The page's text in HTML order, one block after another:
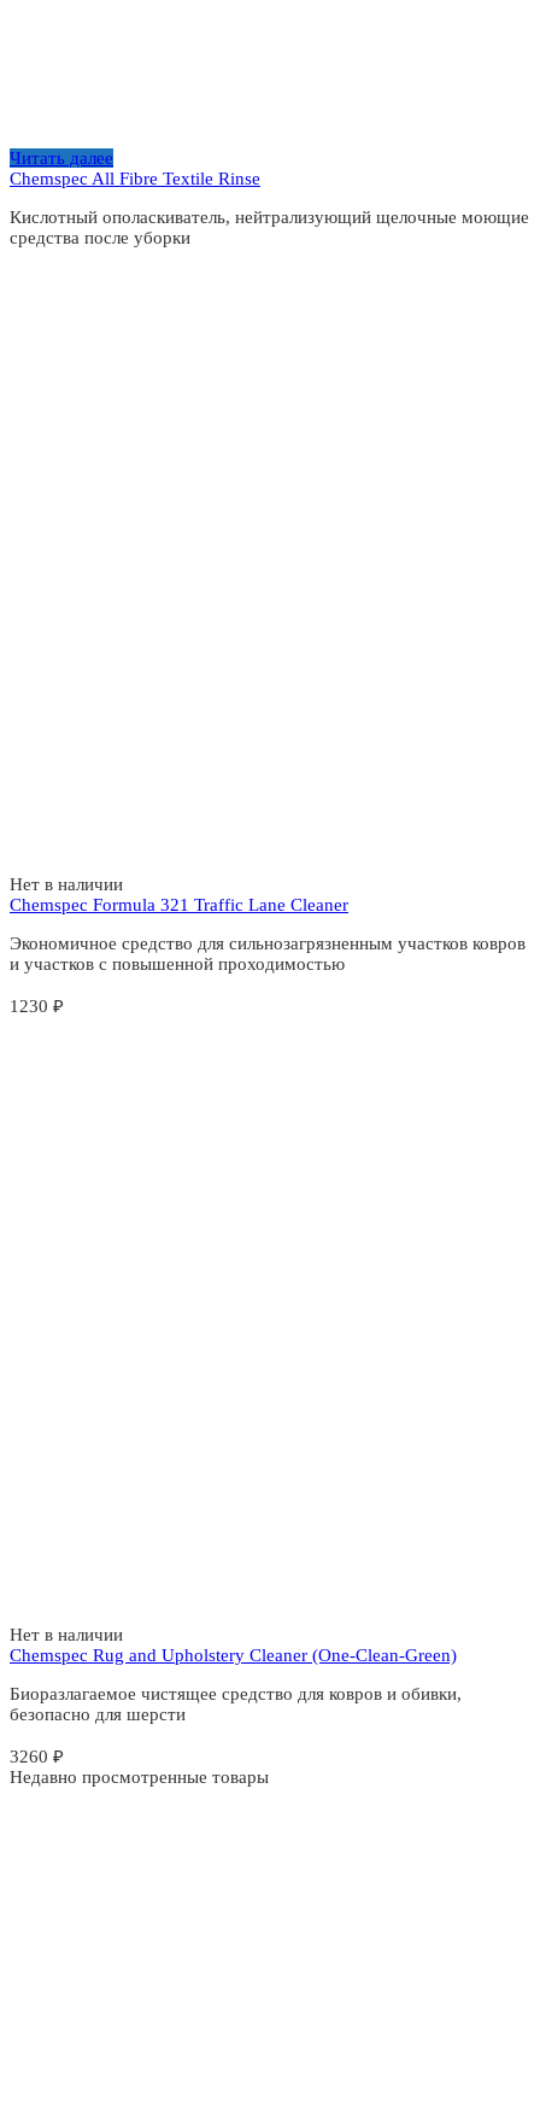
Читать далее
Chemspec All Fibre Textile Rinse
Кислотный ополаскиватель, нейтрализующий щелочные моющие
средства после уборки
Нет в наличии
Chemspec Formula 321 Traffic Lane Cleaner
Экономичное средство для сильнозагрязненным участков ковров
и участков с повышенной проходимостью
1230 ₽
Нет в наличии
Chemspec Rug and Upholstery Cleaner (One-Clean-Green)
Биоразлагаемое чистящее средство для ковров и обивки,
безопасно для шерсти
3260 ₽
Недавно просмотренные товары